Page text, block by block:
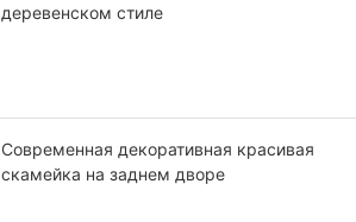
деревенском стиле
Современная декоративная красивая
скамейка на заднем дворе